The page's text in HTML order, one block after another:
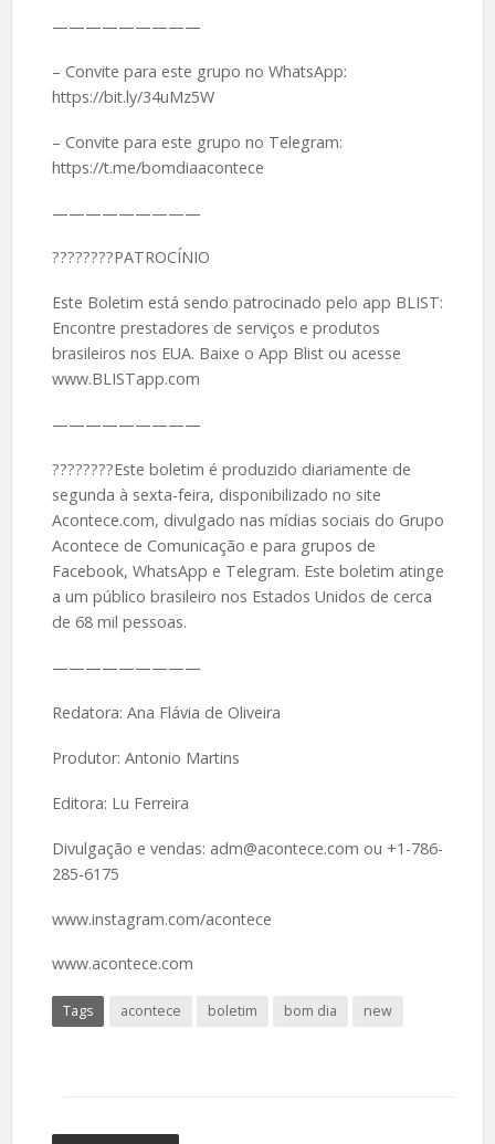
—————————
– Convite para este grupo no WhatsApp:
https://bit.ly/34uMz5W
– Convite para este grupo no Telegram:
https://t.me/bomdiaacontece
—————————
????????PATROCÍNIO
Este Boletim está sendo patrocinado pelo app BLIST:
Encontre prestadores de serviços e produtos
brasileiros nos EUA. Baixe o App Blist ou acesse
www.BLISTapp.com
—————————
????????Este boletim é produzido diariamente de
segunda à sexta-feira, disponibilizado no site
Acontece.com, divulgado nas mídias sociais do Grupo
Acontece de Comunicação e para grupos de
Facebook, WhatsApp e Telegram. Este boletim atinge
a um público brasileiro nos Estados Unidos de cerca
de 68 mil pessoas.
—————————
Redatora: Ana Flávia de Oliveira
Produtor: Antonio Martins
Editora: Lu Ferreira
Divulgação e vendas: adm@acontece.com ou +1-786-
285-6175
www.instagram.com/acontece
www.acontece.com
Tags acontece boletim bom dia new